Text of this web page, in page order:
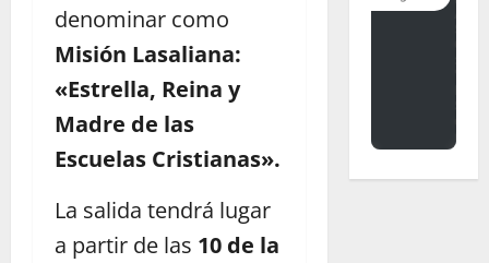
denominar como
Misión Lasaliana:
«Estrella, Reina y
Madre de las
Escuelas Cristianas».
La salida tendrá lugar
a partir de las 10 de la